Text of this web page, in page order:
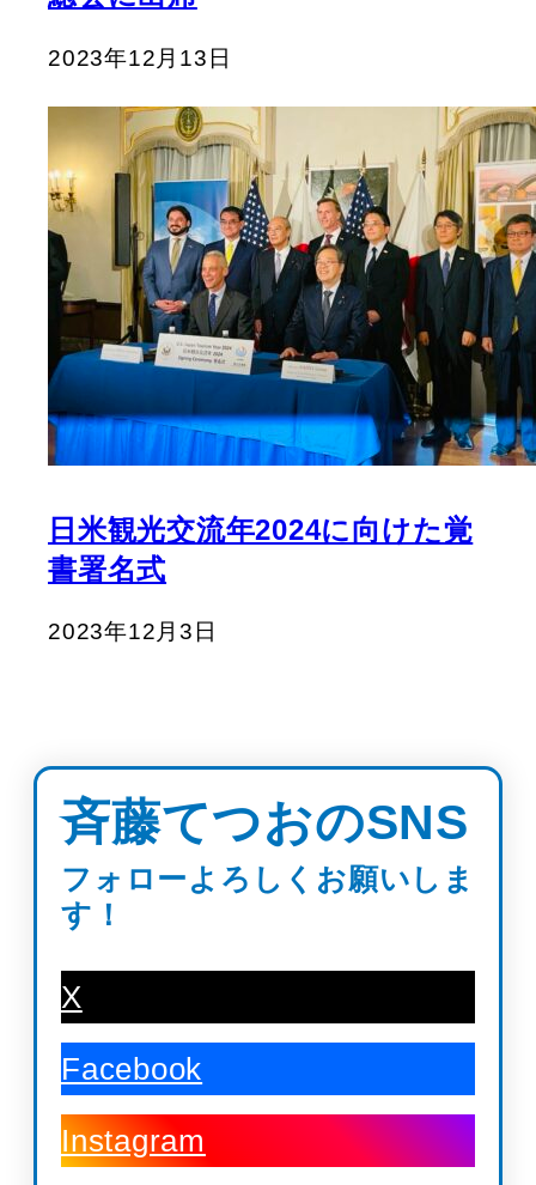
2023年12月13日
日米観光交流年2024に向けた覚
書署名式
2023年12月3日
斉藤てつおのSNS
フォローよろしくお願いしま
す！
X
Facebook
Instagram